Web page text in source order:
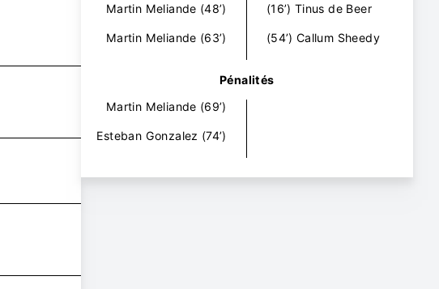
Martin Meliande (48’)
Martin Meliande (63’)
(16’) Tinus de Beer
(54’) Callum Sheedy
Pénalités
Martin Meliande (69’)
Esteban Gonzalez (74’)